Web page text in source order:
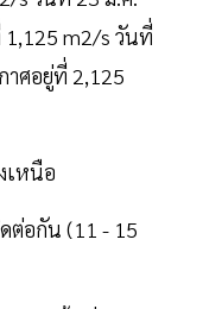
1,125 m2/s วันที่
าศอยู่ที่ 2,125
เหนือ
ต่อกัน (11 - 15